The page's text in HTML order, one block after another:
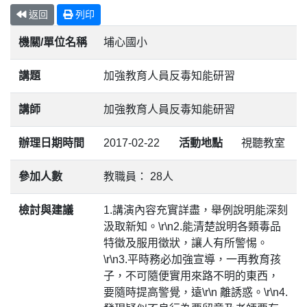
返回 列印
機關/單位名稱 埔心國小
講題 加強教育人員反毒知能研習
講師 加強教育人員反毒知能研習
辦理日期時間 2017-02-22 活動地點 視聽教室
參加人數 教職員： 28人
檢討與建議
1.講演內容充實詳盡，舉例說明能深刻
汲取新知。\r\n2.能清楚說明各類毒品
特徵及服用徵狀，讓人有所警惕。
\r\n3.平時務必加強宣導，一再教育孩
子，不可隨便實用來路不明的東西，
要隨時提高警覺，遠\r\n 離誘惑。\r\n4.